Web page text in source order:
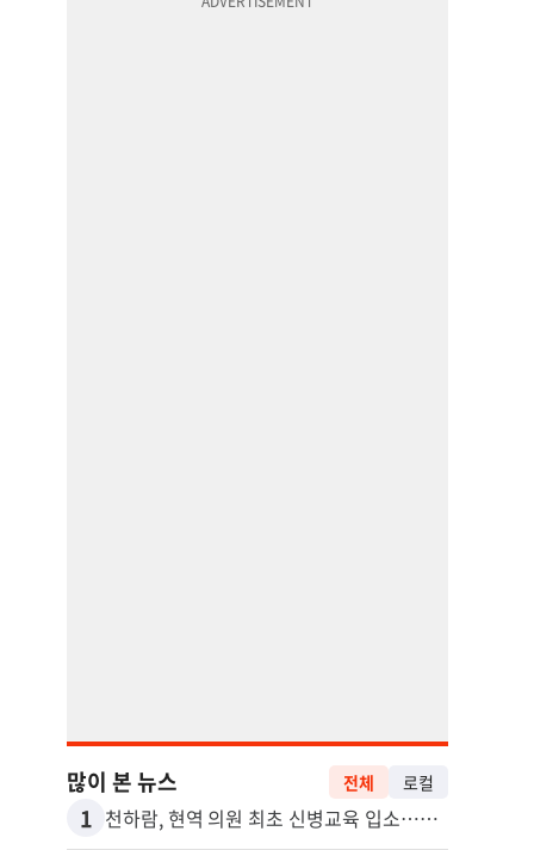
많이 본 뉴스 전체 로컬
1 천하람, 현역 의원 최초 신병교육 입소…논산서 2박3일 생활